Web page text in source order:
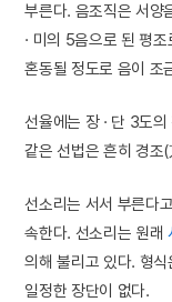
부른다. 음조직은 서양
· 미의 5음으로 된 평조
혼동될 정도로 음이 조
선율에는 장 · 단 3도
같은 선법은 흔히 경
선소리는 서서 부른다
속한다. 선소리는 원래
의해 불리고 있다. 형
일정한 장단이 없다.